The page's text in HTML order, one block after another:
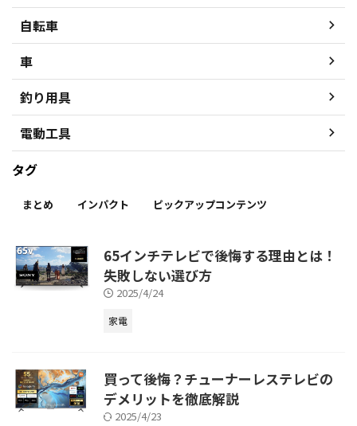
自転車
車
釣り用具
電動工具
タグ
まとめ インパクト ピックアップコンテンツ
65インチテレビで後悔する理由とは！
失敗しない選び方
2025/4/24
家電
買って後悔？チューナーレステレビの
デメリットを徹底解説
2025/4/23